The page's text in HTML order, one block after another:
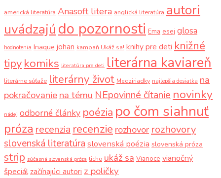
americká literatúra Anasoft litera anglická literatúra autori
uvádzajúdo pozornosti Ema esej glosa
hodnotenia Inaque johan kampaň Ukáž sa! knihy pre deti knižné
tipy komiks literatúra pre deti literárna kaviareň
literárne súťaže literárny život Medziriadky najlepšia desiatka na
pokračovaniena tému NEpovinné čítanie novinky
nádej odborné články poézia po čom siahnuť
próza recenzia recenzie rozhovor rozhovory
slovenská literatúra slovenská poézia slovenská próza
strip súčasná slovenská próza ticho ukáž sa Vianoce vianočný
špeciál začínajúci autori z poličky